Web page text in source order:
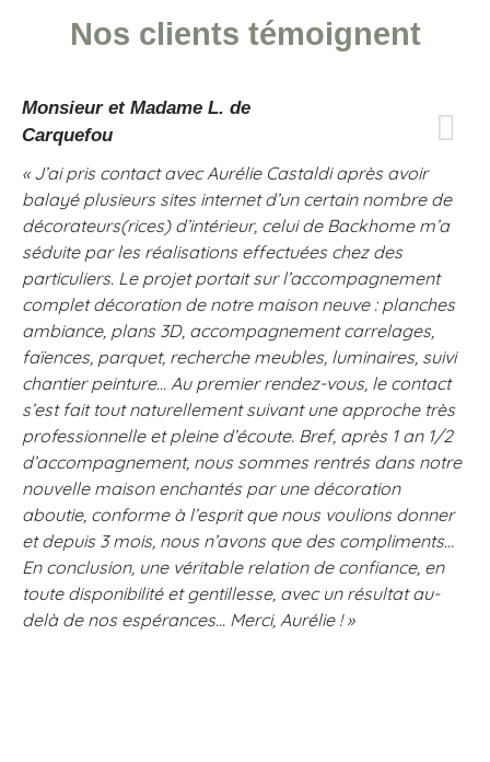
Nos clients témoignent
Monsieur et Madame L. de
Carquefou
« J’ai pris contact avec Aurélie Castaldi après avoir
balayé plusieurs sites internet d’un certain nombre de
décorateurs(rices) d’intérieur, celui de Backhome m’a
séduite par les réalisations effectuées chez des
particuliers. Le projet portait sur l’accompagnement
complet décoration de notre maison neuve : planches
ambiance, plans 3D, accompagnement carrelages,
faïences, parquet, recherche meubles, luminaires, suivi
chantier peinture… Au premier rendez-vous, le contact
s’est fait tout naturellement suivant une approche très
professionnelle et pleine d’écoute. Bref, après 1 an 1/2
d’accompagnement, nous sommes rentrés dans notre
nouvelle maison enchantés par une décoration
aboutie, conforme à l’esprit que nous voulions donner
et depuis 3 mois, nous n’avons que des compliments…
En conclusion, une véritable relation de confiance, en
toute disponibilité et gentillesse, avec un résultat au-
delà de nos espérances… Merci, Aurélie ! »